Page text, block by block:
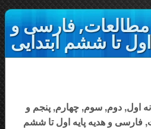
فارسی و
اول تا ششم ابتدایی
اول, دوم, سوم, چهارم, پنجم و
و هدیه پایه اول تا ششم